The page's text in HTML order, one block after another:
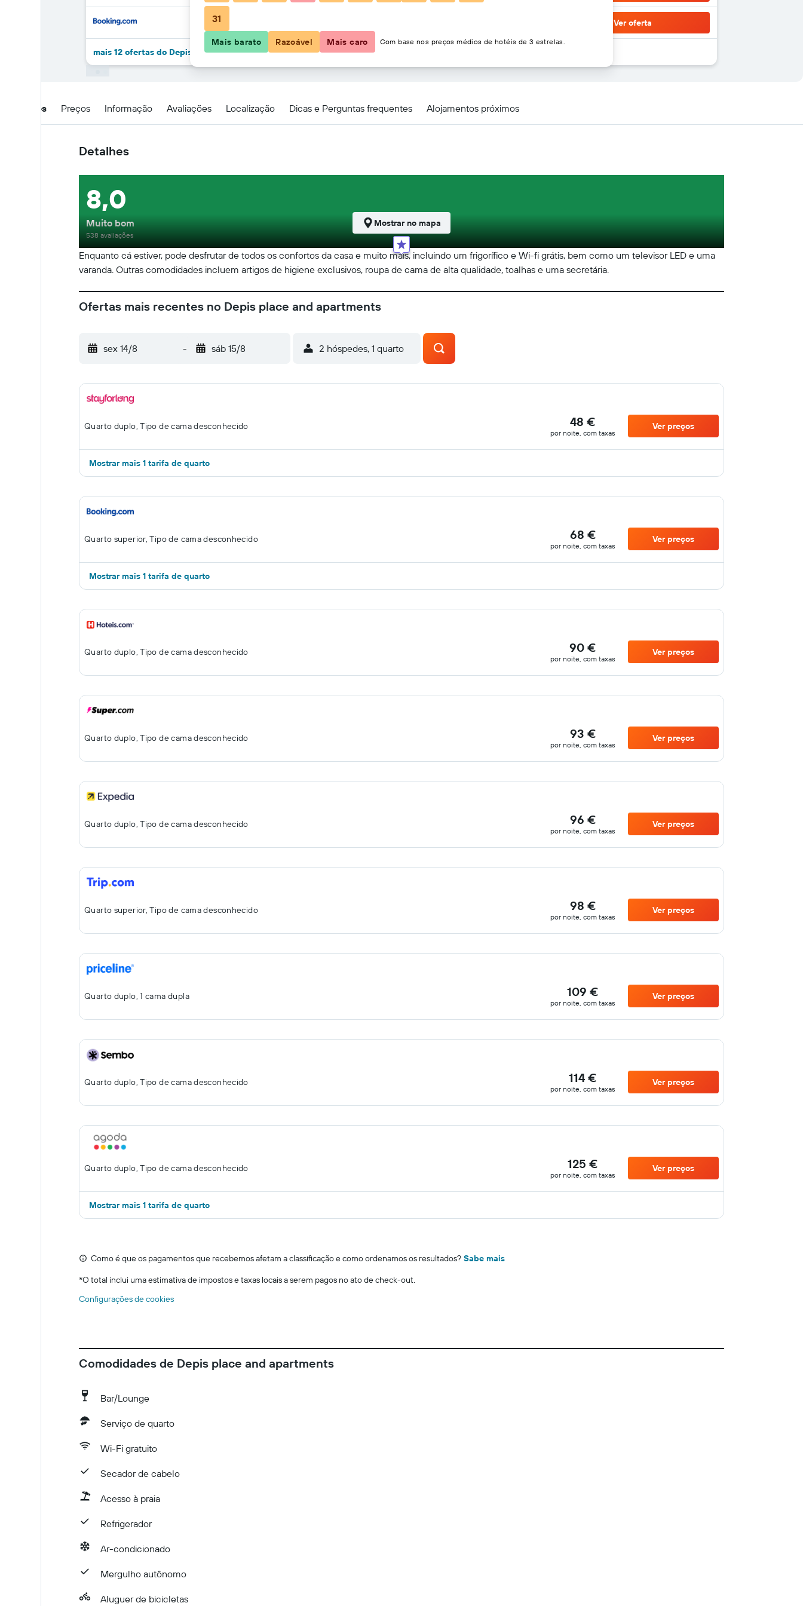
Ver oferta
mais 12 ofertas do Depis place and apartments
Detalhes Preços Informação Avaliações Localização Dicas e Perguntas frequentes Alojamentos próximos
Detalhes
Enquanto cá estiver, pode desfrutar de todos os confortos da casa e muito mais, incluindo um frigorífico e Wi-fi grátis, bem como um televisor LED e uma
varanda. Outras comodidades incluem artigos de higiene exclusivos, roupa de cama de alta qualidade, toalhas e uma secretária.
8,0
Muito bom
538 avaliações
Mostrar no mapa
Ofertas mais recentes no Depis place and apartments
sex 14/8 - sáb 15/8 2 hóspedes, 1 quarto
Quarto duplo, Tipo de cama desconhecido 48 €
por noite, com taxas
Ver preços
Mostrar mais 1 tarifa de quarto
Quarto superior, Tipo de cama desconhecido 68 €
por noite, com taxas
Ver preços
Mostrar mais 1 tarifa de quarto
Quarto duplo, Tipo de cama desconhecido 90 €
por noite, com taxas
Ver preços
Quarto duplo, Tipo de cama desconhecido 93 €
por noite, com taxas
Ver preços
Quarto duplo, Tipo de cama desconhecido 96 €
por noite, com taxas
Ver preços
Quarto superior, Tipo de cama desconhecido 98 €
por noite, com taxas
Ver preços
Quarto duplo, 1 cama dupla 109 €
por noite, com taxas
Ver preços
Quarto duplo, Tipo de cama desconhecido 114 €
por noite, com taxas
Ver preços
Quarto duplo, Tipo de cama desconhecido 125 €
por noite, com taxas
Ver preços
Mostrar mais 1 tarifa de quarto
Como é que os pagamentos que recebemos afetam a classificação e como ordenamos os resultados? Sabe mais
*O total inclui uma estimativa de impostos e taxas locais a serem pagos no ato de check-out.
Configurações de cookies
Comodidades de Depis place and apartments
Bar/Lounge
Serviço de quarto
Wi-Fi gratuito
Secador de cabelo
Acesso à praia
Refrigerador
Ar-condicionado
Mergulho autônomo
Aluguer de bicicletas
31
Mais barato Razoável Mais caro Com base nos preços médios de hotéis de 3 estrelas.